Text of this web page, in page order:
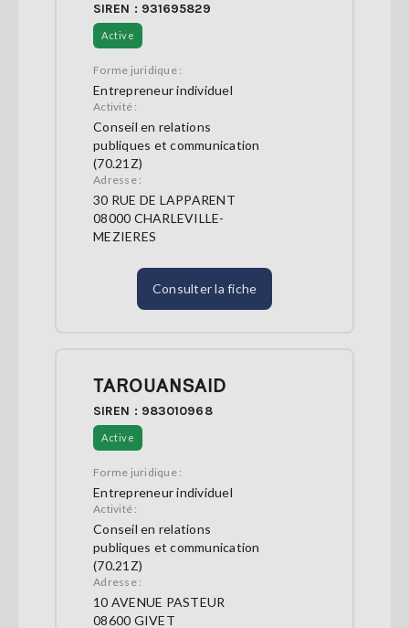
SIREN : 931695829
Active
Forme juridique :
Entrepreneur individuel
Activité :
Conseil en relations
publiques et communication
(70.21Z)
Adresse :
30 RUE DE LAPPARENT
08000 CHARLEVILLE-
MEZIERES
Consulter la fiche
TAROUANSAID
SIREN : 983010968
Active
Forme juridique :
Entrepreneur individuel
Activité :
Conseil en relations
publiques et communication
(70.21Z)
Adresse :
10 AVENUE PASTEUR
08600 GIVET